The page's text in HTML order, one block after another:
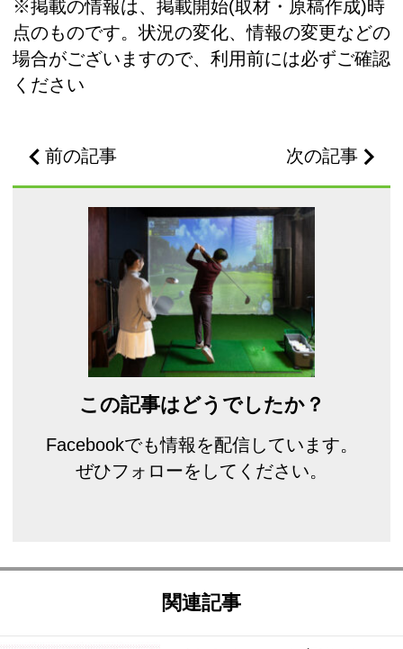
※掲載の情報は、掲載開始(取材・原稿作成)時
点のものです。状況の変化、情報の変更などの
場合がございますので、利用前には必ずご確認
ください
前の記事 次の記事
この記事はどうでしたか？
Facebookでも情報を配信しています。
ぜひフォローをしてください。
関連記事